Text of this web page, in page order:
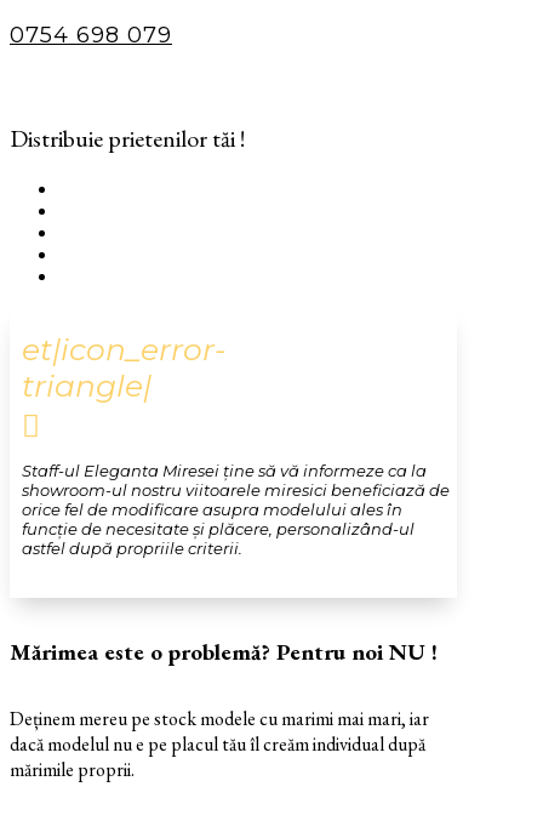
0754 698 079
Distribuie prietenilor tăi !
et|icon_error-
triangle|

Staff-ul Eleganta Miresei ține să vă informeze ca la
showroom-ul nostru viitoarele miresici beneficiază de
orice fel de modificare asupra modelului ales în
funcție de necesitate și plăcere, personalizând-ul
astfel după propriile criterii.
Mărimea este o problemă? Pentru noi NU !
Deținem mereu pe stock modele cu marimi mai mari, iar
dacă modelul nu e pe placul tău îl creăm individual după
mărimile proprii.